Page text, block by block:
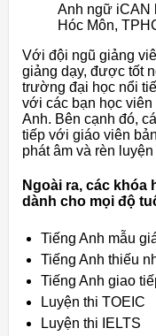
Anh ngữ iCAN
Hóc Môn,
Với đội ngũ giảng
giảng dạy, được tốt
trường đại học nổi
với các bạn học
Anh. Bên cạnh đó,
tiếp với giáo viên
phát âm và rèn
Ngoài ra, các khóa
dành cho mọi độ
Tiếng Anh mẫu
Tiếng Anh thiếu
Tiếng Anh giao
Luyện thi TOEIC
Luyện thi IELTS